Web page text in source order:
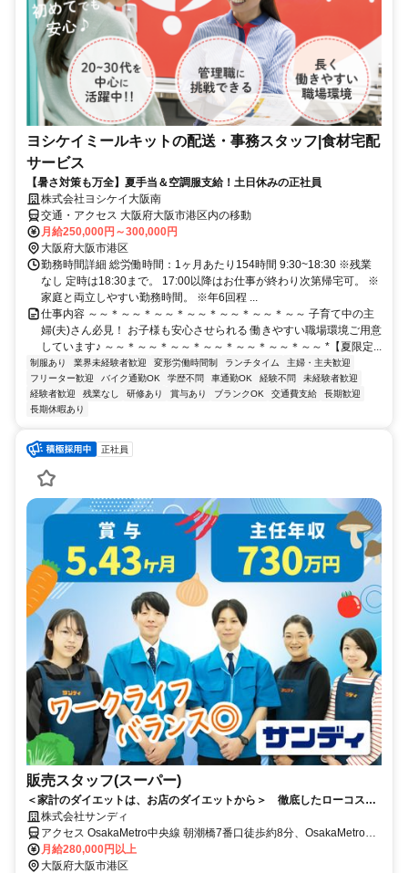
ヨシケイミールキットの配送・事務スタッフ|食材宅配
サービス
【暑さ対策も万全】夏手当＆空調服支給！土日休みの正社員
株式会社ヨシケイ大阪南
交通・アクセス 大阪府大阪市港区内の移動
月給250,000円～300,000円
大阪府大阪市港区
勤務時間詳細 総労働時間：1ヶ月あたり154時間 9:30~18:30 ※残業
なし 定時は18:30まで。 17:00以降はお仕事が終わり次第帰宅可。 ※
家庭と両立しやすい勤務時間。 ※年6回程 ...
仕事内容 ～～＊～～＊～～＊～～＊～～＊～～＊～～ 子育て中の主
婦(夫)さん必見！ お子様も安心させられる 働きやすい職場環境ご用意
しています♪ ～～＊～～＊～～＊～～＊～～＊～～＊～～ *【夏限定...
制服あり 業界未経験者歓迎 変形労働時間制 ランチタイム
主婦・主夫歓迎
フリーター歓迎
バイク通勤OK 学歴不問 車通勤OK 経験不問
未経験者歓迎
経験者歓迎
残業なし 研修あり 賞与あり ブランクOK 交通費支給
長期歓迎
長期休暇あり
正社員
販売スタッフ(スーパー)
＜家計のダイエットは、お店のダイエットから＞ 徹底したローコスト
オペレーションで、余分なムダをカット。家計費のダイエットをサポー
トする価格で、圧倒的な支持を獲得！ 流通業界にイノベーションを起
こす一員に。＜社員へは手厚い投資を継続＞主任職の【年収730万円】
は業界トップクラス。未経験者も28万円以上。【賞与5.43ヶ月】。海外
株式会社サンディ
アクセス OsakaMetro中央線 朝潮橋7番口徒歩約8分、OsakaMetro中
央線 弁天町3番口徒歩約14分、OsakaMetro中央線 弁天町3番口徒歩
約14分 ※公共交通機関を利用した1時間半以内のエリア上記勤務地以
月給280,000円以上
大阪府大阪市港区